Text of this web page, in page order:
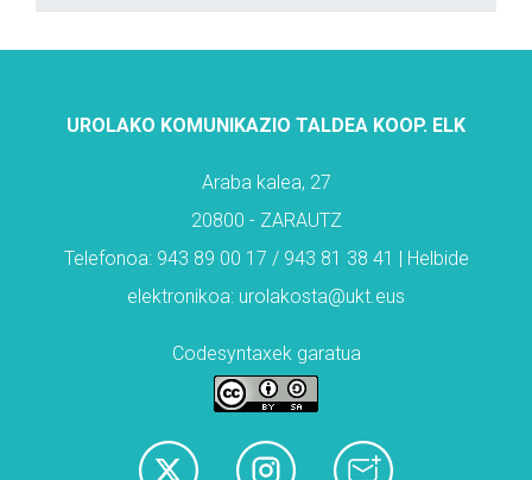
UROLAKO KOMUNIKAZIO TALDEA KOOP. ELK
Araba kalea, 27
20800 - ZARAUTZ
Telefonoa: 943 89 00 17 / 943 81 38 41 | Helbide
elektronikoa: urolakosta@ukt.eus
Codesyntaxek garatua